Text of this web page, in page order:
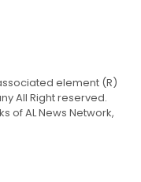
element (R)
All Right reserved.
of AL News Network,